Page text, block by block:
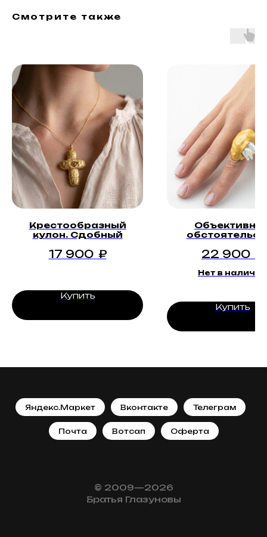
Смотрите также
Крестообразный
кулон. Сдобный
17 900 ₽
Купить
22 900
Нет в наличии
Купить
Яндекс.Маркет Вконтакте Телеграм
Почта Вотсап Оферта
© 2009—2026
Братья Глазуновы